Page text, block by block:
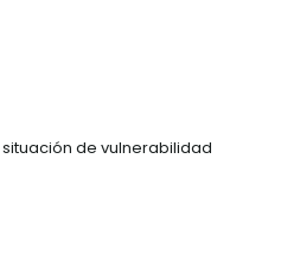
de vulnerabilidad